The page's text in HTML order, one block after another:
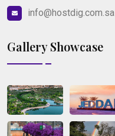
info@hostdig.com.sa
Gallery Showcase